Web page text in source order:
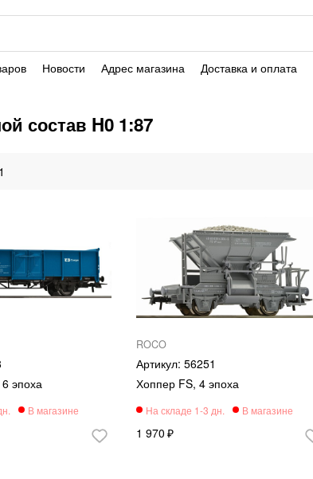
Новости Адрес магазина Доставка и оплата
состав H0 1:87
эпоха
ROCO
56251
Хоппер FS, 4 эпоха
1 970